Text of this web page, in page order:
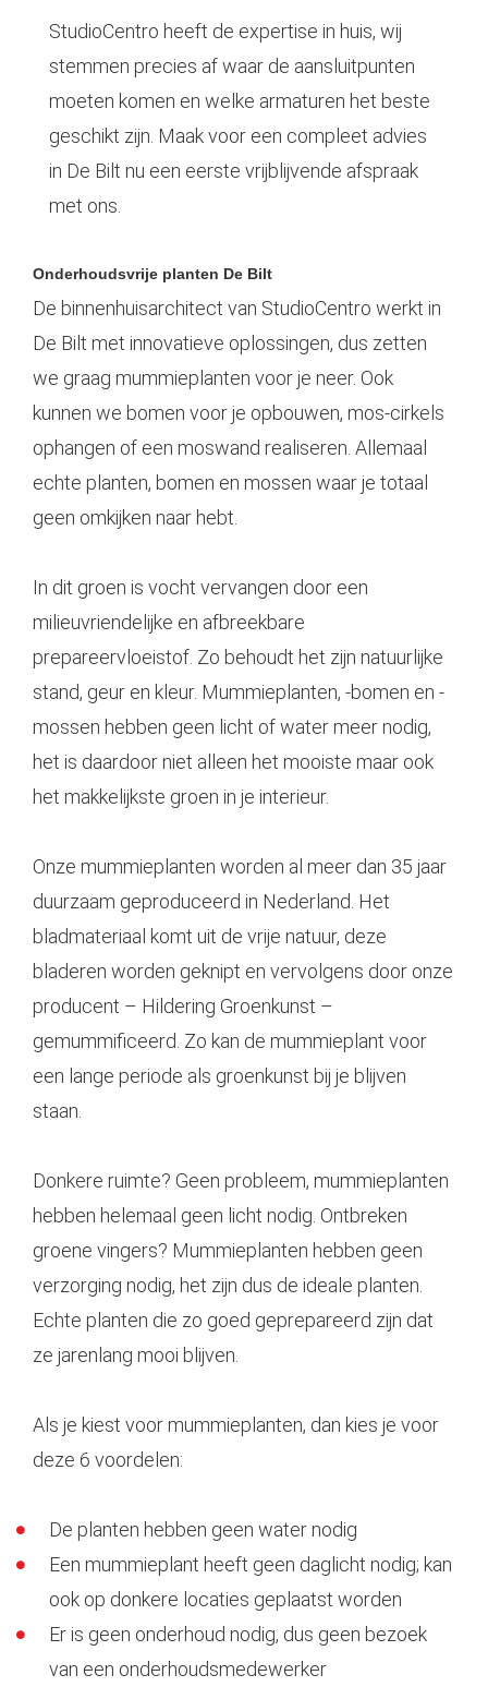
StudioCentro heeft de expertise in huis, wij
stemmen precies af waar de aansluitpunten
moeten komen en welke armaturen het beste
geschikt zijn. Maak voor een compleet advies
in De Bilt nu een eerste vrijblijvende afspraak
met ons.
Onderhoudsvrije planten De Bilt
De binnenhuisarchitect van StudioCentro werkt in
De Bilt met innovatieve oplossingen, dus zetten
we graag mummieplanten voor je neer. Ook
kunnen we bomen voor je opbouwen, mos-cirkels
ophangen of een moswand realiseren. Allemaal
echte planten, bomen en mossen waar je totaal
geen omkijken naar hebt.
In dit groen is vocht vervangen door een
milieuvriendelijke en afbreekbare
prepareervloeistof. Zo behoudt het zijn natuurlijke
stand, geur en kleur. Mummieplanten, -bomen en -
mossen hebben geen licht of water meer nodig,
het is daardoor niet alleen het mooiste maar ook
het makkelijkste groen in je interieur.
Onze mummieplanten worden al meer dan 35 jaar
duurzaam geproduceerd in Nederland. Het
bladmateriaal komt uit de vrije natuur, deze
bladeren worden geknipt en vervolgens door onze
producent – Hildering Groenkunst –
gemummificeerd. Zo kan de mummieplant voor
een lange periode als groenkunst bij je blijven
staan.
Donkere ruimte? Geen probleem, mummieplanten
hebben helemaal geen licht nodig. Ontbreken
groene vingers? Mummieplanten hebben geen
verzorging nodig, het zijn dus de ideale planten.
Echte planten die zo goed geprepareerd zijn dat
ze jarenlang mooi blijven.
Als je kiest voor mummieplanten, dan kies je voor
deze 6 voordelen:
De planten hebben geen water nodig
Een mummieplant heeft geen daglicht nodig; kan
ook op donkere locaties geplaatst worden
Er is geen onderhoud nodig, dus geen bezoek
van een onderhoudsmedewerker